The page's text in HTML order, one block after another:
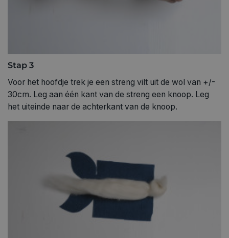
Stap 3
Voor het hoofdje trek je een streng vilt uit de wol van +/-
30cm. Leg aan één kant van de streng een knoop. Leg
het uiteinde naar de achterkant van de knoop.